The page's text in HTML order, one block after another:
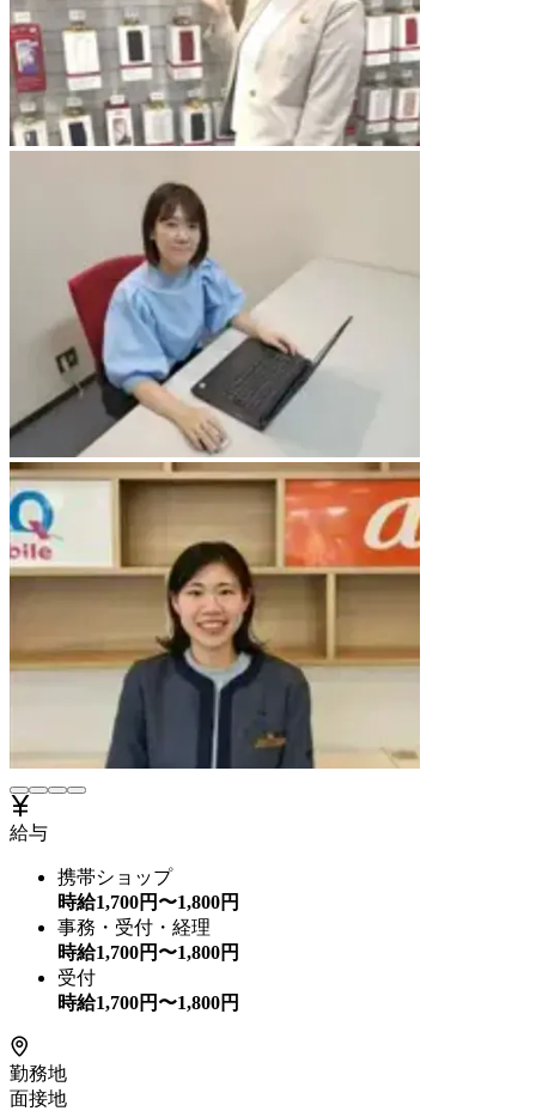
給与
携帯ショップ
時給1,700円〜1,800円
事務・受付・経理
時給1,700円〜1,800円
受付
時給1,700円〜1,800円
勤務地
面接地